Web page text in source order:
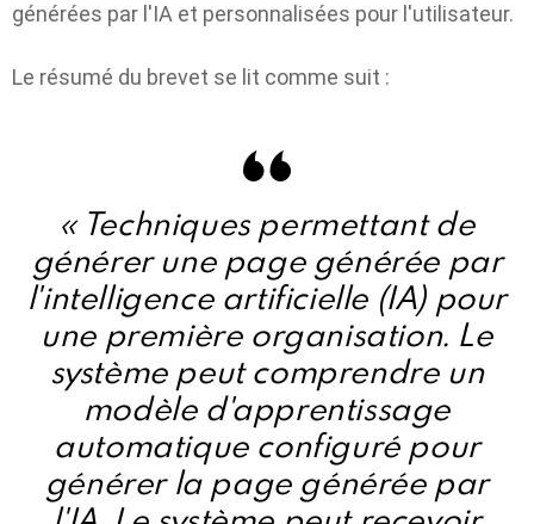
générées par l'IA et personnalisées pour l'utilisateur.
Le résumé du brevet se lit comme suit :
« Techniques permettant de
générer une page générée par
l'intelligence artificielle (IA) pour
une première organisation. Le
système peut comprendre un
modèle d'apprentissage
automatique configuré pour
générer la page générée par